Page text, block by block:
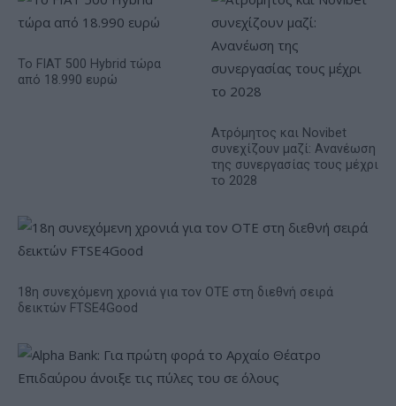
Το FIAT 500 Hybrid τώρα
από 18.990 ευρώ
Ατρόμητος και Novibet
συνεχίζουν μαζί: Ανανέωση
της συνεργασίας τους μέχρι
το 2028
18η συνεχόμενη χρονιά για τον ΟΤΕ στη διεθνή σειρά
δεικτών FTSE4Good